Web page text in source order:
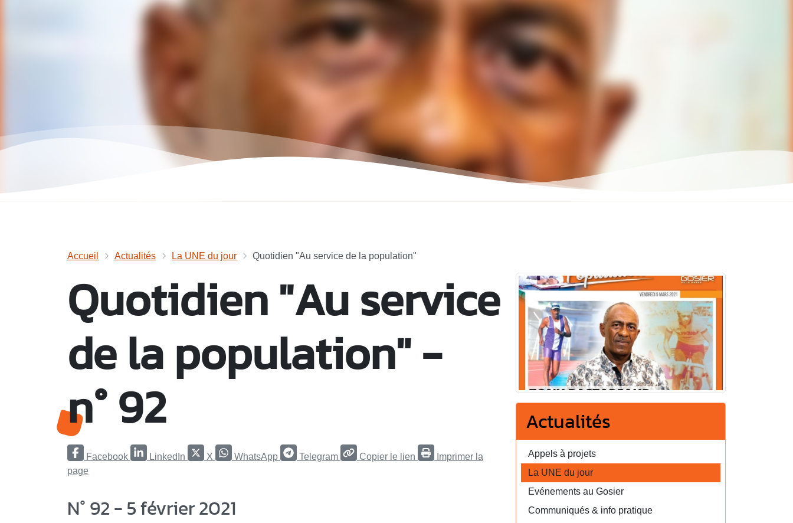
Accueil Actualités La UNE du jour Quotidien "Au service de la population"
Quotidien "Au service
de la population" -
n° 92
Facebook LinkedIn X WhatsApp Telegram Copier le lien
Imprimer la
page
N° 92 - 5 février 2021
Actualités
Appels à projets
La UNE du jour
Evénements au Gosier
Communiqués & info pratique